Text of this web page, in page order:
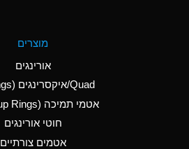
Aluminum Nitrate
(Aqueous)
Aluminum Phosphate
מוצרים
אורינגים
Quad/איקסרינגים (X-Rings)
אטמי תמיכה (Back-up Rings)
חוטי אורינגים
אטמים צורתיים